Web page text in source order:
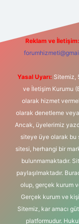
Reklam ve İletişim:
Yasal Uyarı: Sitemiz,
ve İletişim Kurumu
olarak hizmet
olarak denetleme
Ancak, üyelerimiz
siteye üye olarak bu
sitesi, herhangi bir
bulunmamaktadır.
paylaşılmaktadır.
olup, gerçek kurum
Gerçek kurum ve
Sitemiz, kar amacı
platformudur.